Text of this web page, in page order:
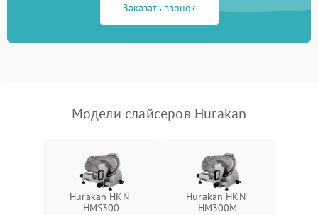
Заказать звонок
Модели слайсеров Hurakan
Hurakan HKN-
HMS300
Hurakan HKN-
HM300M